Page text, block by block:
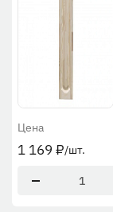
Цена
1 169 ₽/шт.